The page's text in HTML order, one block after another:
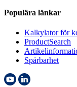
Populära länkar
Kalkylator för
ProductSearch
Spårbarhet